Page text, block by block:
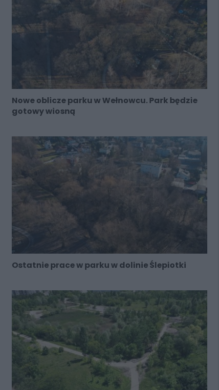
Nowe oblicze parku w Wełnowcu. Park będzie
gotowy wiosną
Ostatnie prace w parku w dolinie Ślepiotki